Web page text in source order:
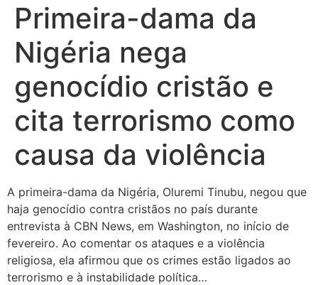
Primeira-dama da
Nigéria nega
genocídio cristão e
cita terrorismo como
causa da violência
A primeira-dama da Nigéria, Oluremi Tinubu, negou que
haja genocídio contra cristãos no país durante
entrevista à CBN News, em Washington, no início de
fevereiro. Ao comentar os ataques e a violência
religiosa, ela afirmou que os crimes estão ligados ao
terrorismo e à instabilidade política…